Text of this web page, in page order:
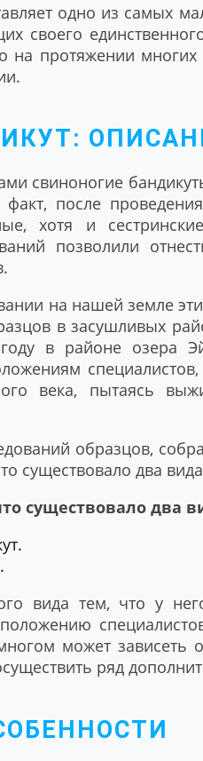
одно из самых
своего
на протяжении
свиноногие
после
хотя и
позволили
на нашей земле
в засушливых
в районе озера
века, пытаясь
образцов,
существовало два
существовало два
вида тем, что у
может зависеть
ряд